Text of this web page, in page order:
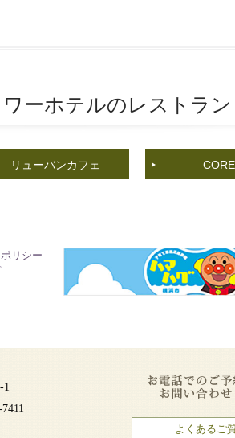
ーホテルのレストラン
リューバンカフェ CORE
リシー
よくあるご